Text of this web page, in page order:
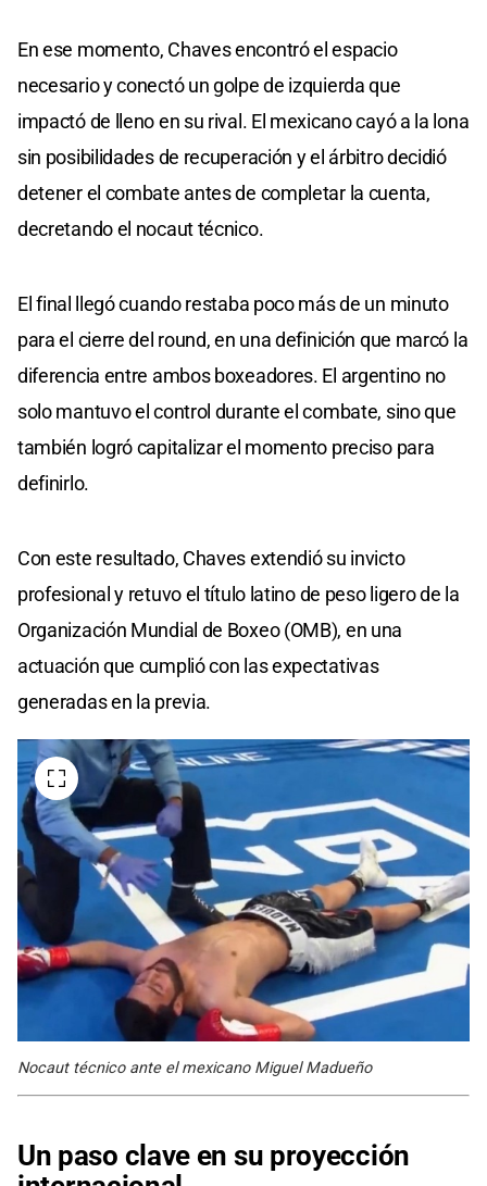
En ese momento, Chaves encontró el espacio
necesario y conectó un golpe de izquierda que
impactó de lleno en su rival. El mexicano cayó a la lona
sin posibilidades de recuperación y el árbitro decidió
detener el combate antes de completar la cuenta,
decretando el nocaut técnico.
El final llegó cuando restaba poco más de un minuto
para el cierre del round, en una definición que marcó la
diferencia entre ambos boxeadores. El argentino no
solo mantuvo el control durante el combate, sino que
también logró capitalizar el momento preciso para
definirlo.
Con este resultado, Chaves extendió su invicto
profesional y retuvo el título latino de peso ligero de la
Organización Mundial de Boxeo (OMB), en una
actuación que cumplió con las expectativas
generadas en la previa.
Nocaut técnico ante el mexicano Miguel Madueño
Un paso clave en su proyección